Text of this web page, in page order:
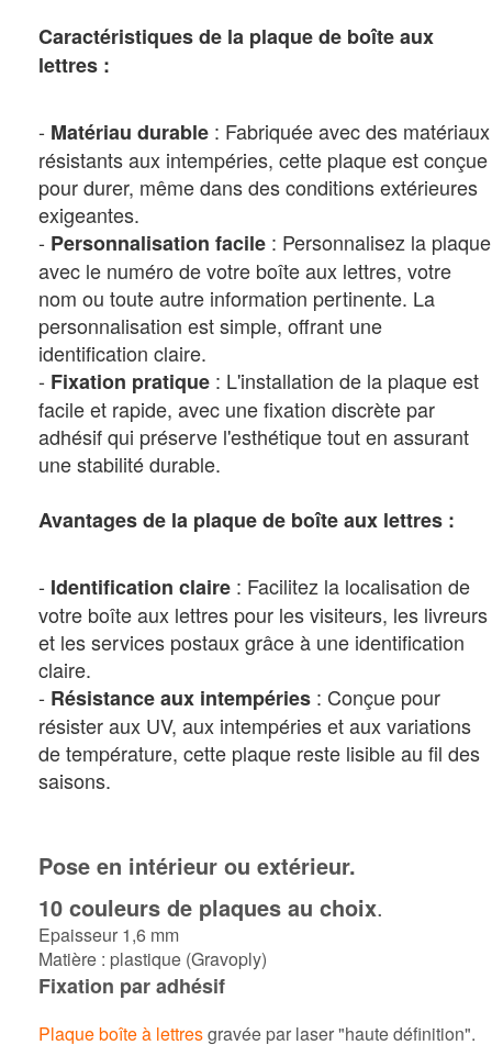
Caractéristiques de la plaque de boîte aux
lettres :
- Matériau durable : Fabriquée avec des matériaux
résistants aux intempéries, cette plaque est conçue
pour durer, même dans des conditions extérieures
exigeantes.
- Personnalisation facile : Personnalisez la plaque
avec le numéro de votre boîte aux lettres, votre
nom ou toute autre information pertinente. La
personnalisation est simple, offrant une
identification claire.
- Fixation pratique : L'installation de la plaque est
facile et rapide, avec une fixation discrète par
adhésif qui préserve l'esthétique tout en assurant
une stabilité durable.
Avantages de la plaque de boîte aux lettres :
- Identification claire : Facilitez la localisation de
votre boîte aux lettres pour les visiteurs, les livreurs
et les services postaux grâce à une identification
claire.
- Résistance aux intempéries : Conçue pour
résister aux UV, aux intempéries et aux variations
de température, cette plaque reste lisible au fil des
saisons.
Pose en intérieur ou extérieur.
10 couleurs de plaques au choix.
Epaisseur 1,6 mm
Matière : plastique (Gravoply)
Fixation par adhésif
Plaque boîte à lettresgravée par laser "haute définition".